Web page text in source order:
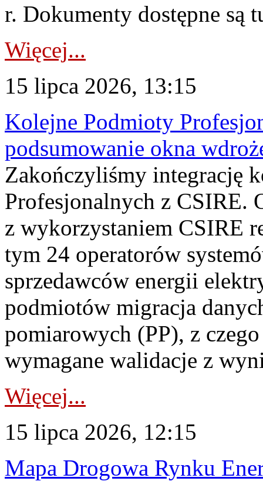
r. Dokumenty dostępne są
Więcej...
15 lipca 2026, 13:15
Kolejne Podmioty
podsumowanie okna
Zakończyliśmy integrację
Profesjonalnych z CSIRE.
z wykorzystaniem CSIRE
tym 24 operatorów
sprzedawców energii
podmiotów migracja
pomiarowych (PP), z
wymagane walidacje z
Więcej...
15 lipca 2026, 12:15
Mapa Drogowa Rynku